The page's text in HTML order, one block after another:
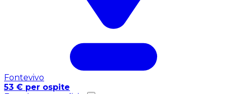
Fontevivo
53 € per ospite